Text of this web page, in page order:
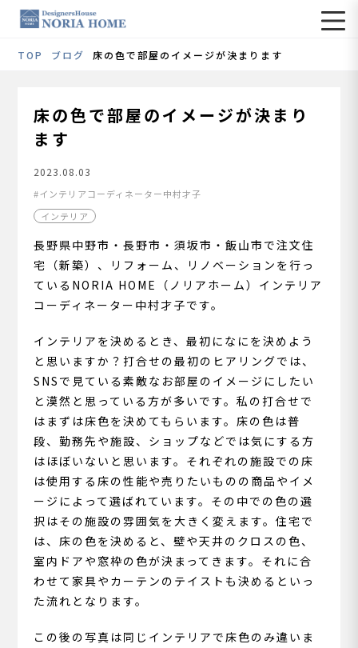
TOP ブログ 床の色で部屋のイメージが決まります
床の色で部屋のイメージが決まり
ます
2023.08.03
インテリアコーディネーター中村才子
インテリア
長野県中野市・長野市・須坂市・飯山市で注文住
宅（新築）、リフォーム、リノベーションを行っ
ているNORIA HOME（ノリアホーム）インテリア
コーディネーター中村才子です。
インテリアを決めるとき、最初になにを決めよう
と思いますか？打合せの最初のヒアリングでは、
SNSで見ている素敵なお部屋のイメージにしたい
と漠然と思っている方が多いです。私の打合せで
はまずは床色を決めてもらいます。床の色は普
段、勤務先や施設、ショップなどでは気にする方
はほぼいないと思います。それぞれの施設での床
は使用する床の性能や売りたいものの商品やイメ
ージによって選ばれています。その中での色の選
択はその施設の雰囲気を大きく変えます。住宅で
は、床の色を決めると、壁や天井のクロスの色、
室内ドアや窓枠の色が決まってきます。それに合
わせて家具やカーテンのテイストも決めるといっ
た流れとなります。
この後の写真は同じインテリアで床色のみ違いま